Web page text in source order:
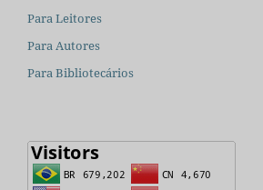
Para Leitores
Para Autores
Para Bibliotecários